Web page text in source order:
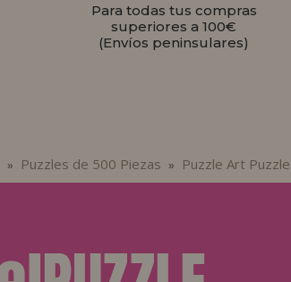
Para todas tus compras
superiores a 100€
(Envíos peninsulares)
» Puzzles de 500 Piezas » Puzzle Art